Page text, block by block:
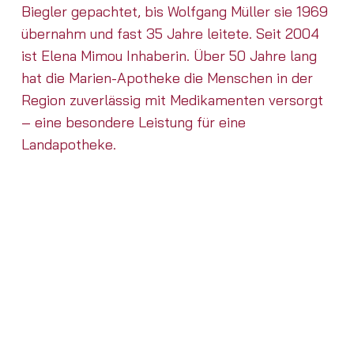
Biegler gepachtet, bis Wolfgang Müller sie 1969
übernahm und fast 35 Jahre leitete. Seit 2004
ist Elena Mimou Inhaberin. Über 50 Jahre lang
hat die Marien-Apotheke die Menschen in der
Region zuverlässig mit Medikamenten versorgt
– eine besondere Leistung für eine
Landapotheke.